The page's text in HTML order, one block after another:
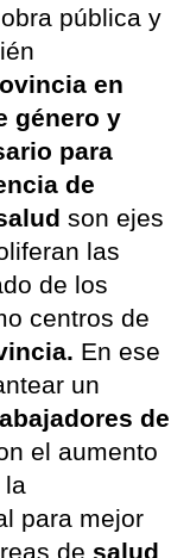
pública y
en
género y
para
de
son ejes
las
de los
centros de
En ese
un
de
el aumento
la
para mejor
de salud